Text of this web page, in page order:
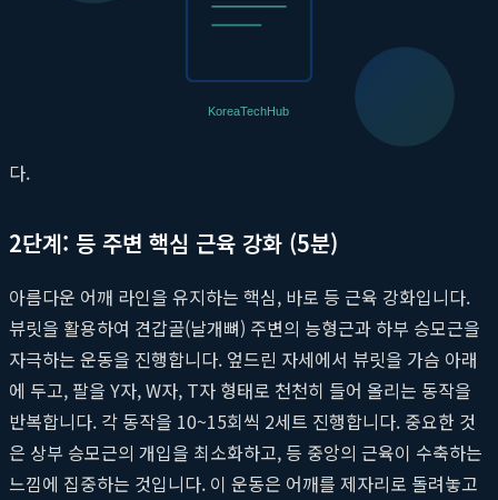
는 승모근 지점에 위치시킵니다. 지그시 체중을 실어 압박하며 깊
은 호흡을 유지합니다. 30초간 압박 후, 고개를 좌우, 대각선 방향
으로 천천히 움직여주면 더욱 깊은 스트레칭 효과를 얻을 수 있습
니다. 양쪽 어깨를 번갈아 가며 총 3분간 진행합니다. 이 단계는 통
증을 완화하고 근육을 부드럽게 만들어 다음 단계를 준비시킵니
다.
2단계: 등 주변 핵심 근육 강화 (5분)
아름다운 어깨 라인을 유지하는 핵심, 바로 등 근육 강화입니다.
뷰릿을 활용하여 견갑골(날개뼈) 주변의 능형근과 하부 승모근을
자극하는 운동을 진행합니다. 엎드린 자세에서 뷰릿을 가슴 아래
에 두고, 팔을 Y자, W자, T자 형태로 천천히 들어 올리는 동작을
반복합니다. 각 동작을 10~15회씩 2세트 진행합니다. 중요한 것
은 상부 승모근의 개입을 최소화하고, 등 중앙의 근육이 수축하는
느낌에 집중하는 것입니다. 이 운동은 어깨를 제자리로 돌려놓고